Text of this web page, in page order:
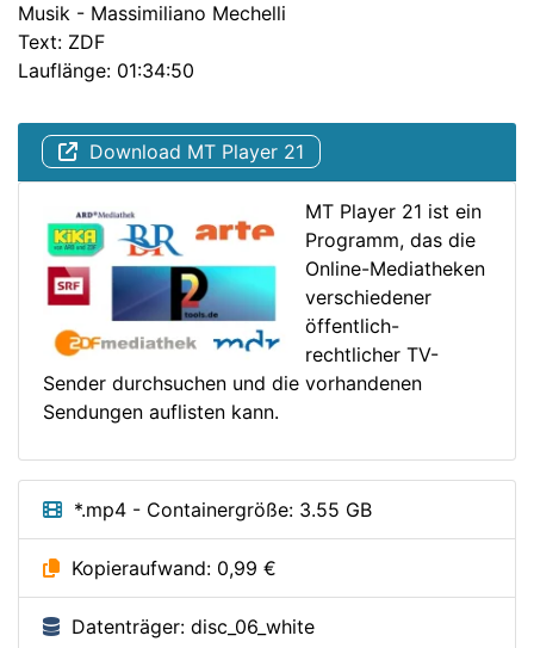
Musik - Massimiliano Mechelli
Text: ZDF
Lauflänge: 01:34:50
Download MT Player 21
MT Player 21 ist ein
Programm, das die
Online-Mediatheken
verschiedener
öffentlich-
rechtlicher TV-
Sender durchsuchen und die vorhandenen
Sendungen auflisten kann.
*.mp4 - Containergröße: 3.55 GB
Kopieraufwand: 0,99 €
Datenträger: disc_06_white